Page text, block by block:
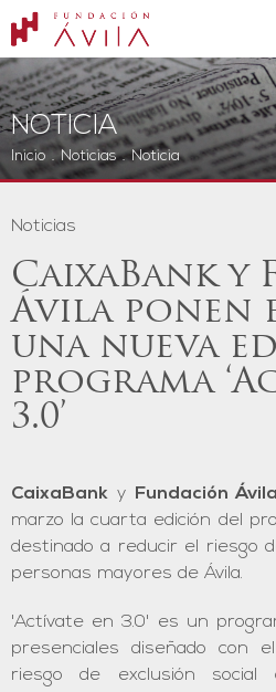
NOTICIA
Inicio . Noticias . Noticia
Noticias
CaixaBank y
Ávila ponen
una nueva
programa
3.0’
CaixaBank y Fundación Ávila
marzo la cuarta edición del
destinado a reducir el riesgo
personas mayores de Ávila.
'Actívate en 3.0' es un
presenciales diseñado con
riesgo de exclusión